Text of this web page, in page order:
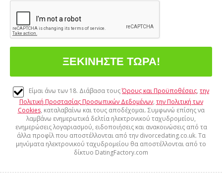
Είμαι άνω των 18. Διάβασα τουςΌρους και Προϋποθέσεις, την
Πολιτική Προστασίας Προσωπικών Δεδομένων, την Πολιτική των
Cookies, καταλαβαίνω και τους αποδέχομαι. Συμφωνώ επίσης να
λαμβάνω ενημερωτικά δελτία ηλεκτρονικού ταχυδρομείου,
ενημερώσεις λογαριασμού, ειδοποιήσεις και ανακοινώσεις από τα
άλλα προφίλ που αποστέλλονται από την divorcedating.co.uk. Τα
μηνύματα ηλεκτρονικού ταχυδρομείου θα αποστέλλονται από το
δίκτυο DatingFactory.com